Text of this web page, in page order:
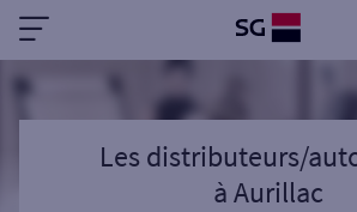
Les distributeurs/
àAurillac